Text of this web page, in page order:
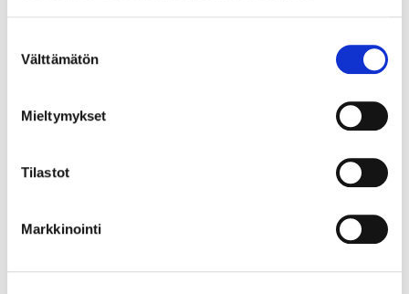
valinta
Välttämätön
Mieltymykset
Tilastot
Markkinointi
Jos teillä ei vielä ole avattuna tunnuksia
mail@helatukku.com
Määrä pakkauksessa: